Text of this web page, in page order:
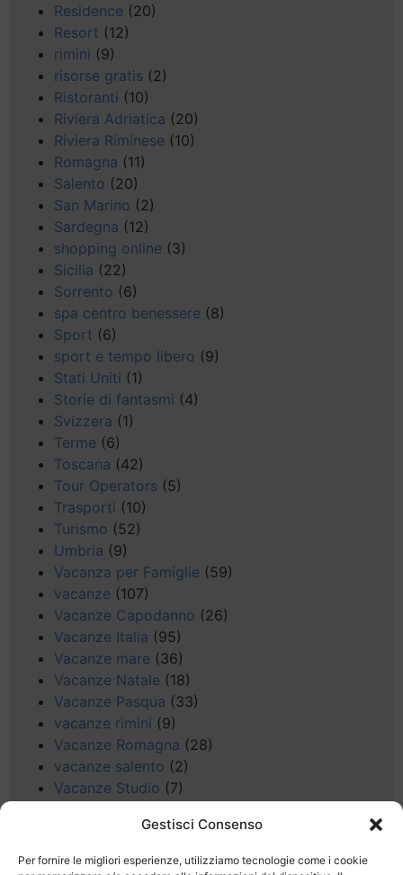
Gestisci Consenso
Per fornire le migliori esperienze, utilizziamo tecnologie come i cookie
Residence (20)
Resort (12)
rimini (9)
risorse gratis (2)
Ristoranti (10)
Riviera Adriatica (20)
Riviera Riminese (10)
Romagna (11)
Salento (20)
San Marino (2)
Sardegna (12)
shopping online (3)
Sicilia (22)
Sorrento (6)
spa centro benessere (8)
Sport (6)
sport e tempo libero (9)
Stati Uniti (1)
Storie di fantasmi (4)
Svizzera (1)
Terme (6)
Toscana (42)
Tour Operators (5)
Trasporti (10)
Turismo (52)
Umbria (9)
Vacanza per Famiglie (59)
vacanze (107)
Vacanze Capodanno (26)
Vacanze Italia (95)
Vacanze mare (36)
Vacanze Natale (18)
Vacanze Pasqua (33)
vacanze rimini (9)
Vacanze Romagna (28)
vacanze salento (2)
Vacanze Studio (7)
(5)
Veneto (25)